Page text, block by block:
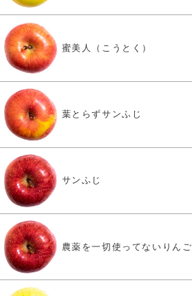
蜜美人（こうとく）
葉とらずサンふじ
サンふじ
農薬を一切使ってないりんご